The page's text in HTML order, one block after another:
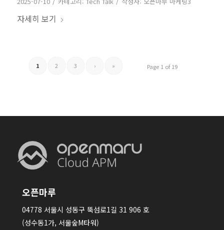
자세히 보기
Page 1 of 19
1 2 3 › »
오픈마루
04778 서울시 성동구 뚝섬로1길 31 906 호
(성수동1가, 서울숲M타워)